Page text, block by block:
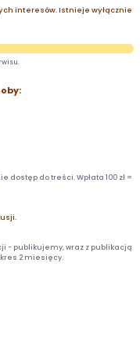
interesów. Istnieje wyłącznie
dostęp do treści. Wpłata 100 zł =
- publikujemy, wraz z publikacją
2 miesięcy.